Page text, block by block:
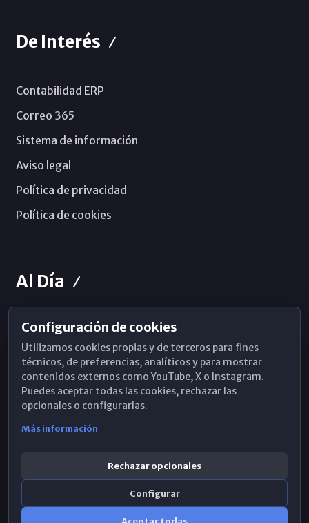
De Interés
Contabilidad ERP
Correo 365
Sistema de información
Aviso legal
Política de privacidad
Política de cookies
Al Día
Horarios de Misa
Hemeroteca
WhatsApp
Configuración de cookies
Utilizamos cookies propias y de terceros para fines
técnicos, de preferencias, analíticos y para mostrar
contenidos externos como YouTube, X o Instagram.
Puedes aceptar todas las cookies, rechazar las
opcionales o configurarlas.
Más información
Rechazar opcionales
Configurar